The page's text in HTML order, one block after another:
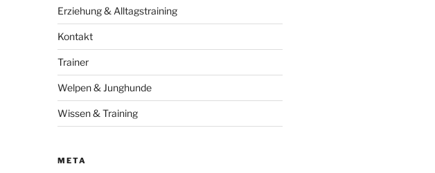
Erziehung & Alltagstraining
Kontakt
Trainer
Welpen & Junghunde
Wissen & Training
META